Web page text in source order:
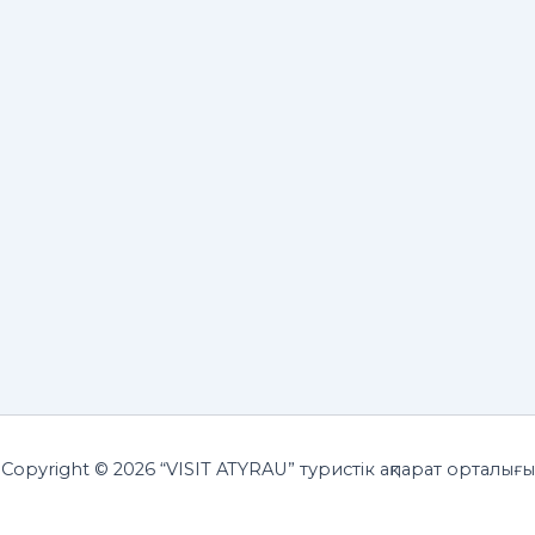
Copyright © 2026 “VISIT ATYRAU” туристік ақпарат орталығы